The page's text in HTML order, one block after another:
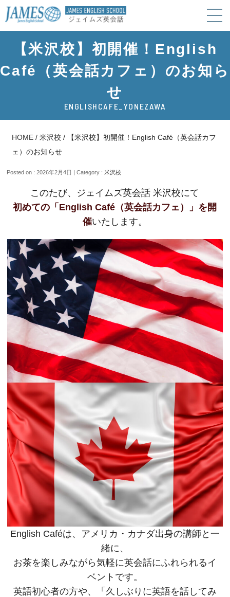
【米沢校】初開催！English
Café（英会話カフェ）のお知ら
せ
ENGLISHCAFE_YONEZAWA
HOME /米沢校 /
【米沢校】初開催！English Café（英会話カフ
ェ）のお知らせ
Posted on : 2026年2月4日 | Category :米沢校
このたび、ジェイムズ英会話 米沢校にて
初めての「English Café（英会話カフェ）」を開
催いたします。
English Caféは、アメリカ・カナダ出身の講師と一
緒に、
お茶を楽しみながら気軽に英会話にふれられるイ
ベントです。
英語初心者の方や、「久しぶりに英語を話してみ